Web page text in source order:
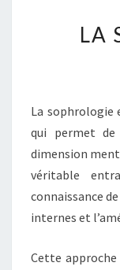
LA
La sophrologie
qui permet
dimension
véritable
connaissance
internes et
Cette